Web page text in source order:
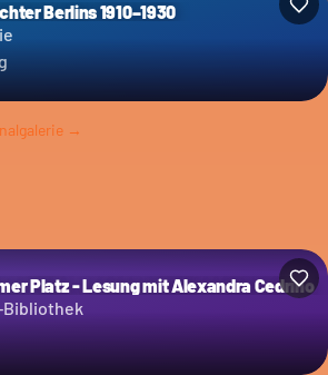
Berlins 1910–1930
→
Platz - Lesung mit Alexandra Cedrino
Bibliothek